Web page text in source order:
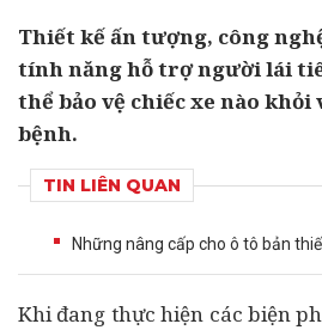
Thiết kế ấn tượng, công
tính năng hỗ trợ người lái
thể bảo vệ chiếc xe nào
bệnh.
TIN LIÊN QUAN
Những nâng cấp cho ô tô bản
Khi đang thực hiện các biện